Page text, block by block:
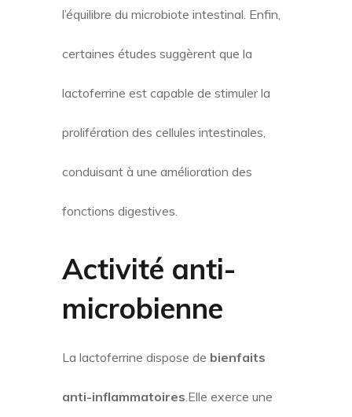
l’équilibre du microbiote intestinal. Enfin,
certaines études suggèrent que la
lactoferrine est capable de stimuler la
prolifération des cellules intestinales,
conduisant à une amélioration des
fonctions digestives.
Activité anti-
microbienne
La lactoferrine dispose de bienfaits
anti-inflammatoires.Elle exerce une